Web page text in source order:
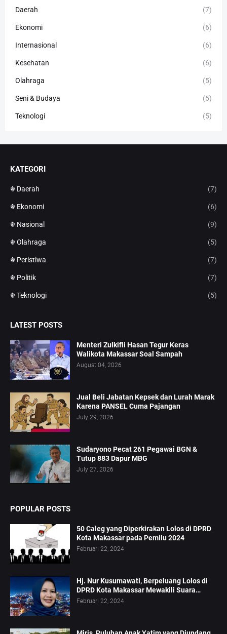
Daerah (7)
Ekonomi (6)
Internasional (6)
Kesehatan (6)
Olahraga (5)
Seni & Budaya (5)
Teknologi (5)
KATEGORI
☬ Daerah (7)
☬ Ekonomi (6)
☬ Nasional (9)
☬ Olahraga (5)
☬ Peristiwa (7)
☬ Politik (7)
☬ Teknologi (5)
LATEST POSTS
Menteri Zulkifli Hasan Tegur Keras
Walikota Makassar Soal Sampah
August 04, 2026
Jual Beli Jabatan Kepsek dan Lurah Marak
Karena PANSEL Cuma Pajangan
July 29, 2026
Sudaryono Pecat 261 Pegawai BGN &
Tutup 883 Dapur MBG
July 27, 2026
POPULAR POSTS
50 Caleg yang Diperkirakan Lolos di DPRD
Kota Makassar pada Pemilu 2024
Februari 22, 2024
Hj. Nur Kusumawati, Berpeluang Lolos di
DPRD Kota Makassar Mewakili Suara
Perempuan Dapil 2
Februari 22, 2024